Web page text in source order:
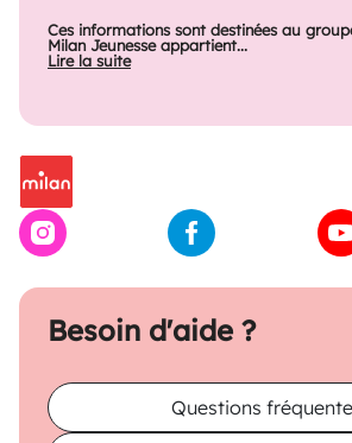
Besoin d'aide ?
Questions
Ces informations sont destinées au
Milan Jeunesse appartient...
Lire la suite